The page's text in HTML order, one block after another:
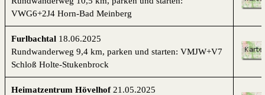
VWG6+2J4 Horn-Bad Meinberg
Furlbachtal 18.06.2025
Rundwanderweg 9,4 km, parken und starten: VMJW+V7
Schloß Holte-Stukenbrock
Heimatzentrum Hövelhof 21.05.2025